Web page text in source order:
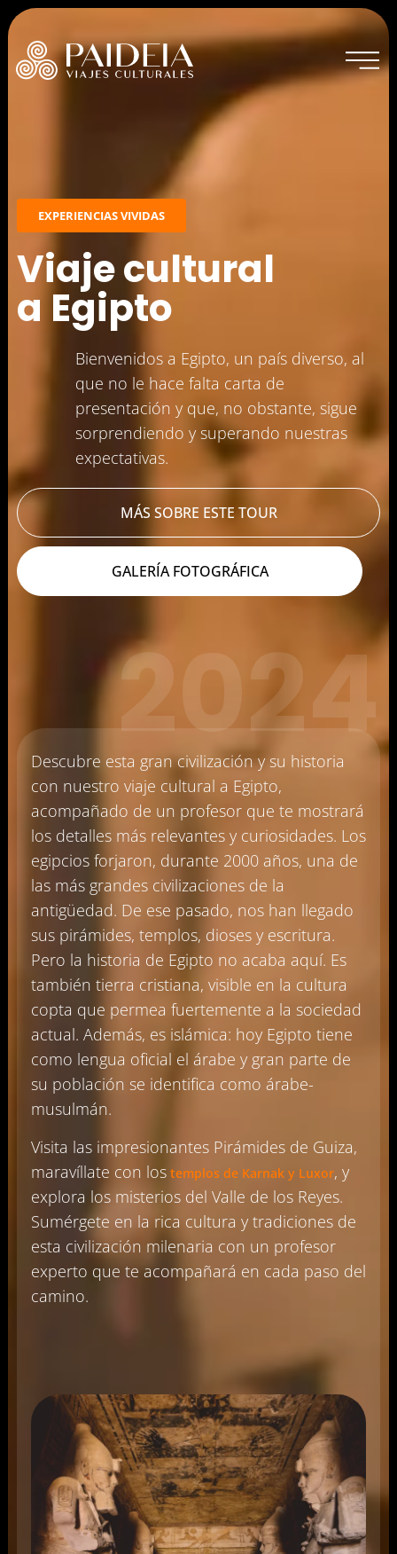
Experiencias vividas
Podcast
+57 305 200 2795
aviso legal
EXPERIENCIAS VIVIDAS
Viaje cultural
a Egipto
Bienvenidos a Egipto, un país diverso, al
que no le hace falta carta de
presentación y que, no obstante, sigue
sorprendiendo y superando nuestras
expectativas.
MÁS SOBRE ESTE TOUR
GALERÍA FOTOGRÁFICA
2024
Descubre esta gran civilización y su historia
con nuestro viaje cultural a Egipto,
acompañado de un profesor que te mostrará
los detalles más relevantes y curiosidades. Los
egipcios forjaron, durante 2000 años, una de
las más grandes civilizaciones de la
antigüedad. De ese pasado, nos han llegado
sus pirámides, templos, dioses y escritura.
Pero la historia de Egipto no acaba aquí. Es
también tierra cristiana, visible en la cultura
copta que permea fuertemente a la sociedad
actual. Además, es islámica: hoy Egipto tiene
como lengua oficial el árabe y gran parte de
su población se identifica como árabe-
musulmán.
Visita las impresionantes Pirámides de Guiza,
maravíllate con los templos de Karnak y Luxor, y
explora los misterios del Valle de los Reyes.
Sumérgete en la rica cultura y tradiciones de
esta civilización milenaria con un profesor
experto que te acompañará en cada paso del
camino.